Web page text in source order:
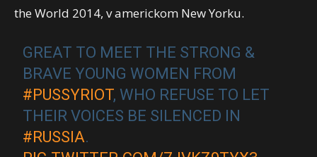
the World 2014, v americkom New Yorku.
GREAT TO MEET THE STRONG &
BRAVE YOUNG WOMEN FROM
#PUSSYRIOT, WHO REFUSE TO LET
THEIR VOICES BE SILENCED IN
#RUSSIA.